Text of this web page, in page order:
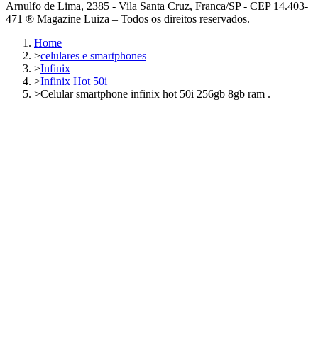
Arnulfo de Lima, 2385 - Vila Santa Cruz, Franca/SP - CEP 14.403-
471 ® Magazine Luiza – Todos os direitos reservados.
Home
>celulares e smartphones
>Infinix
>Infinix Hot 50i
>Celular smartphone infinix hot 50i 256gb 8gb ram .